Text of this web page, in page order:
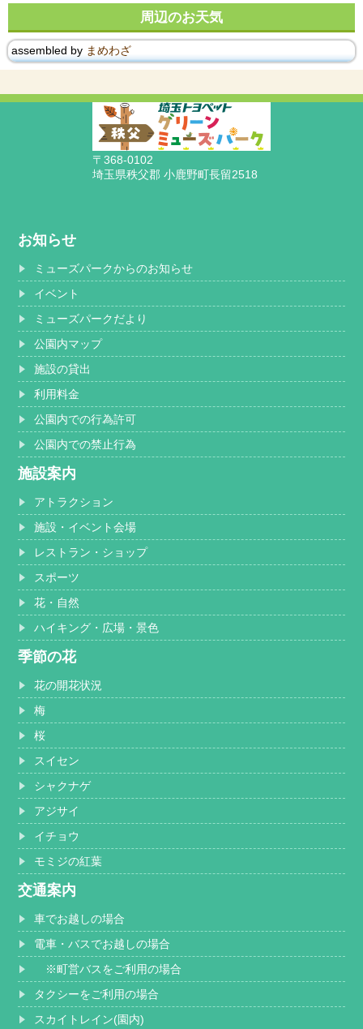
周辺のお天気
assembled by まめわざ
〒368-0102
埼玉県秩父郡 小鹿野町長留2518
お知らせ
ミューズパークからのお知らせ
イベント
ミューズパークだより
公園内マップ
施設の貸出
利用料金
公園内での行為許可
公園内での禁止行為
施設案内
アトラクション
施設・イベント会場
レストラン・ショップ
スポーツ
花・自然
ハイキング・広場・景色
季節の花
花の開花状況
梅
桜
スイセン
シャクナゲ
アジサイ
イチョウ
モミジの紅葉
交通案内
車でお越しの場合
電車・バスでお越しの場合
※町営バスをご利用の場合
タクシーをご利用の場合
スカイトレイン(園内)